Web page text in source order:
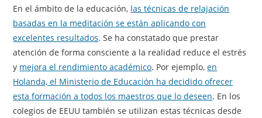
En el ámbito de la educación, las técnicas de relajación
basadas en la meditación se están aplicando con
excelentes resultados. Se ha constatado que prestar
atención de forma consciente a la realidad reduce el estrés
y mejora el rendimiento académico. Por ejemplo,en
Holanda, el Ministerio de Educación ha decidido ofrecer
esta formación a todos los maestros que lo deseen. En los
colegios de EEUU también se utilizan estas técnicas desde